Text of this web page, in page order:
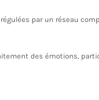
par un réseau
des émotions,